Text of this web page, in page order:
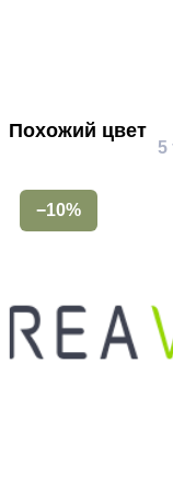
Похожий цвет
5
−10%